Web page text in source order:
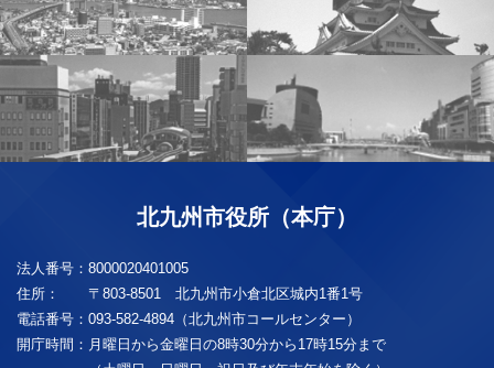
北九州市役所（本庁）
法人番号： 8000020401005
住所：
〒803-8501 北九州市小倉北区城内1番1号
電話番号： 093-582-4894（北九州市コールセンター）
開庁時間： 月曜日から金曜日の8時30分から17時15分まで